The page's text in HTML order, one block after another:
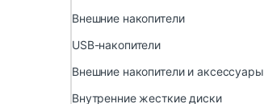
Внешние накопители
USB-накопители
Внешние накопители и аксессуары
Внутренние жесткие диски